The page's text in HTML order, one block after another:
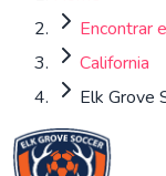
Encontrar
California
Elk Grove